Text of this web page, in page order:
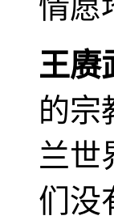
情愿
王赓
的宗
兰世
们没